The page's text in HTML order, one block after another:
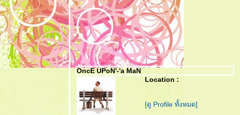
OncE UPoN'-'a MaN
Location :
[ดู Profile ทั้งหมด]